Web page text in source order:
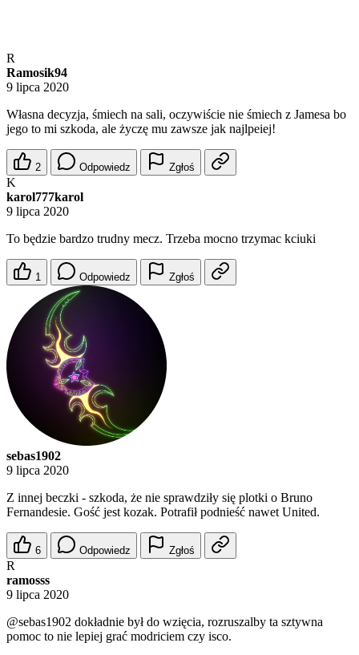
R
Ramosik94
9 lipca 2020
Własna decyzja, śmiech na sali, oczywiście nie śmiech z Jamesa bo
jego to mi szkoda, ale życzę mu zawsze jak najlpeiej!
2 Odpowiedz Zgłoś
K
karol777karol
9 lipca 2020
To będzie bardzo trudny mecz. Trzeba mocno trzymac kciuki
1 Odpowiedz Zgłoś
sebas1902
9 lipca 2020
Z innej beczki - szkoda, że nie sprawdziły się plotki o Bruno
Fernandesie. Gość jest kozak. Potrafił podnieść nawet United.
6 Odpowiedz Zgłoś
R
ramosss
9 lipca 2020
@sebas1902 dokładnie był do wzięcia, rozruszalby ta sztywna
pomoc to nie lepiej grać modriciem czy isco.